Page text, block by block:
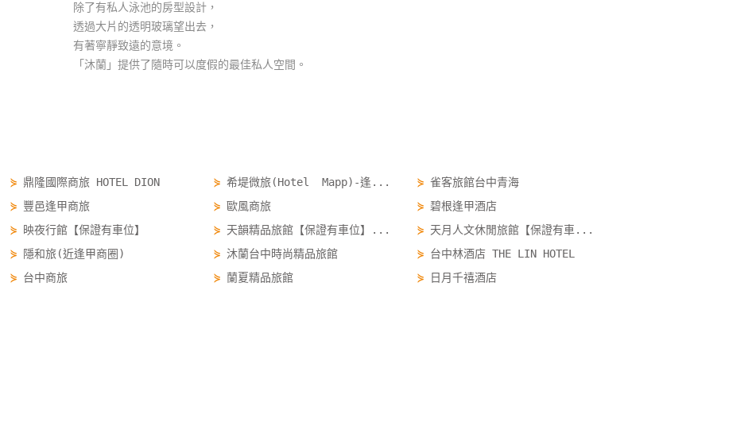
除了有私人泳池的房型設計，
透過大片的透明玻璃望出去，
有著寧靜致遠的意境。
「沐蘭」提供了隨時可以度假的最佳私人空間。
⋟ 鼎隆國際商旅 HOTEL DION ⋟ 希堤微旅(Hotel Mapp)-逢... ⋟ 雀客旅館台中青海
⋟ 豐邑逢甲商旅 ⋟ 歐風商旅 ⋟ 碧根逢甲酒店
⋟ 映夜行館【保證有車位】 ⋟ 天韻精品旅館【保證有車位】... ⋟ 天月人文休閒旅館【保證有車...
⋟ 隱和旅(近逢甲商圈) ⋟ 沐蘭台中時尚精品旅館 ⋟ 台中林酒店 THE LIN HOTEL
⋟ 台中商旅 ⋟ 蘭夏精品旅館 ⋟
日月千禧酒店